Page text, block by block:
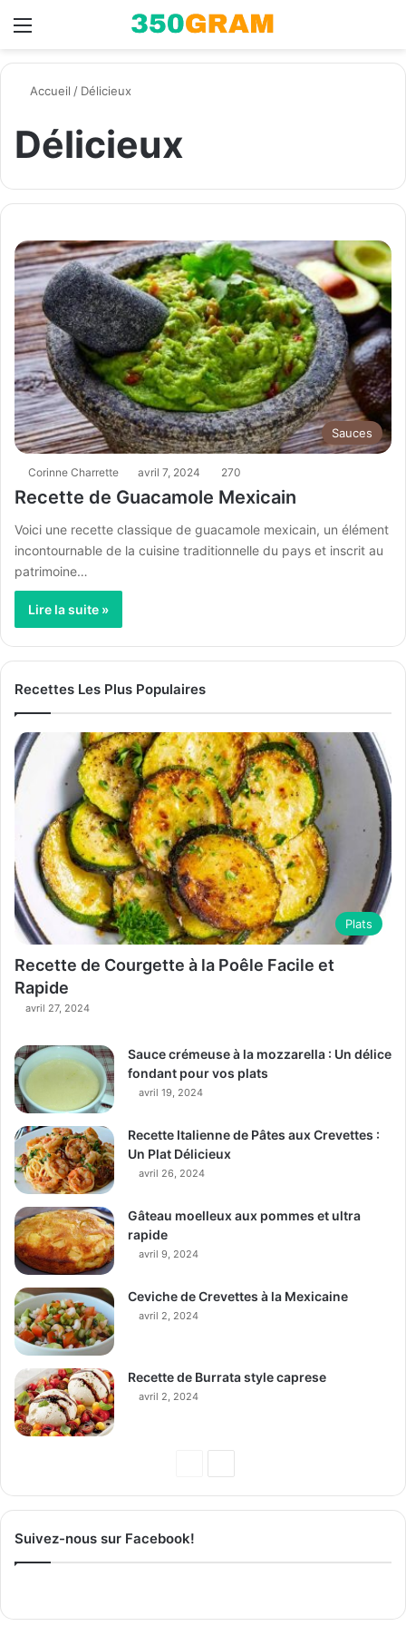
Switch skin
Accueil / Délicieux
Délicieux
Sauces
Corinne Charrette avril 7, 2024 270
Recette de Guacamole Mexicain
Voici une recette classique de guacamole mexicain, un élément
incontournable de la cuisine traditionnelle du pays et inscrit au
patrimoine…
Lire la suite »
Recettes Les Plus Populaires
Plats
Recette de Courgette à la Poêle Facile et
Rapide
avril 27, 2024
Sauce crémeuse à la mozzarella : Un délice
fondant pour vos plats
avril 19, 2024
Recette Italienne de Pâtes aux Crevettes :
Un Plat Délicieux
avril 26, 2024
Gâteau moelleux aux pommes et ultra
rapide
avril 9, 2024
Ceviche de Crevettes à la Mexicaine
avril 2, 2024
Recette de Burrata style caprese
avril 2, 2024
g
p
é
g
s
i
Suivez-nous sur Facebook!